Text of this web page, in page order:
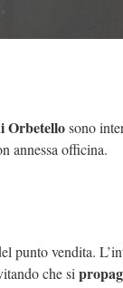
Orbetellosono
annessa officina.
punto vendita.
che si